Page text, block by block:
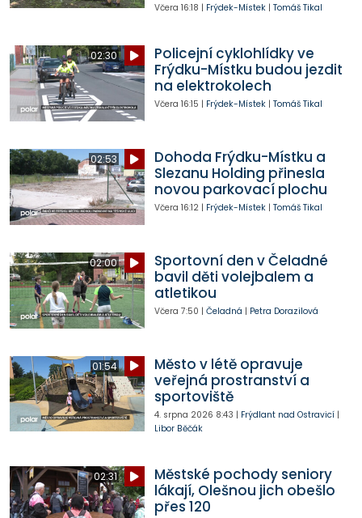
Včera 16:18 | Frýdek-Místek| Tomáš Tikal
02:30
Policejní cyklohlídky ve
Frýdku-Místku budou jezdit
na elektrokolech
Včera 16:15 | Frýdek-Místek| Tomáš Tikal
02:53
Dohoda Frýdku-Místku a
Slezanu Holding přinesla
novou parkovací plochu
Včera 16:12| Frýdek-Místek| Tomáš Tikal
02:00
Sportovní den v Čeladné
bavil děti volejbalem a
atletikou
Včera 7:50 | Čeladná | Petra Dorazilová
01:54
Město v létě opravuje
veřejná prostranství a
sportoviště
4. srpna 2026 8:43 | Frýdlant nad Ostravicí|
Libor Běčák
02:31
Městské pochody seniory
lákají, Olešnou jich obešlo
přes 120